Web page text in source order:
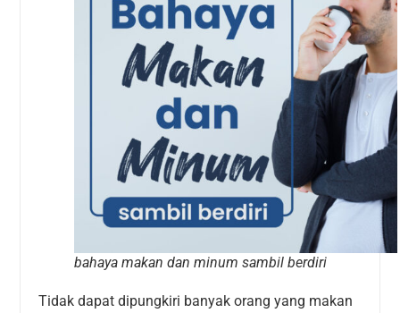
bahaya makan dan minum sambil berdiri
Tidak dapat dipungkiri banyak orang yang makan